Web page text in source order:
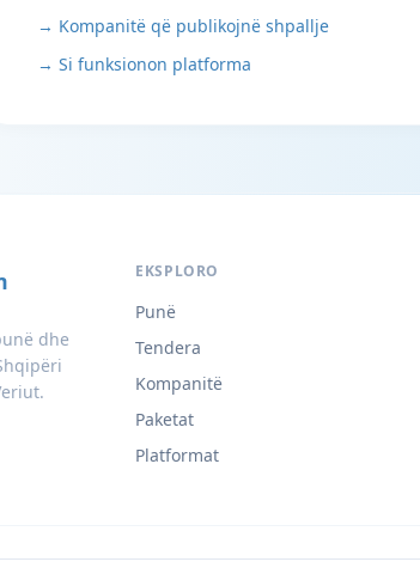
→ Kompanitë që publikojnë shpallje
→ Si funksionon platforma
dhe
EKSPLORO
Punë
Tendera
Kompanitë
Paketat
Platformat